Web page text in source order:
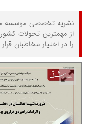
نشریه تخصصی موسسه
از مهمترین تحولات
را در اختیار مخاطبان